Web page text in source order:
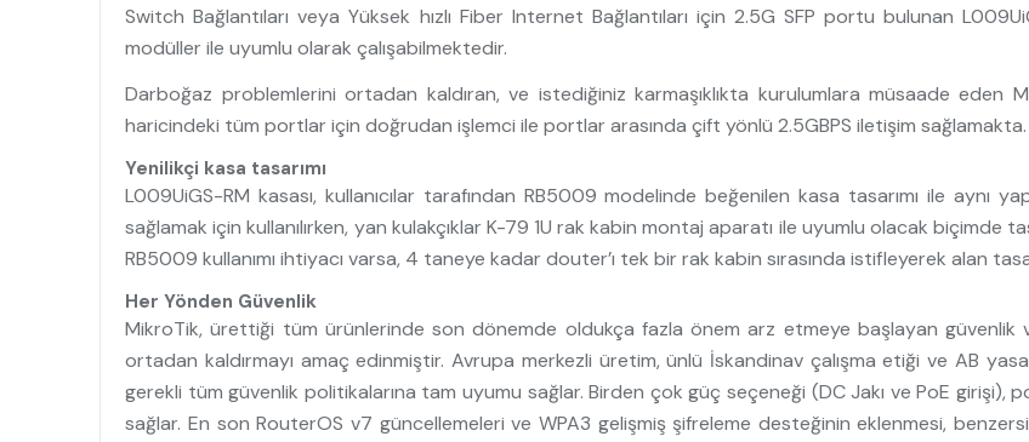
Switch Bağlantıları veya Yüksek hızlı Fiber Internet Bağlantıları için 2.5G SFP portu bulunan
modüller ile uyumlu olarak çalışabilmektedir.
Darboğaz problemlerini ortadan kaldıran, ve istediğiniz karmaşıklıkta kurulumlara müsaade
haricindeki tüm portlar için doğrudan işlemci ile portlar arasında çift yönlü 2.5GBPS iletişim sağlamakta.
Yenilikçi kasa tasarımı
L009UiGS-RM kasası, kullanıcılar tarafından RB5009 modelinde beğenilen kasa tasarımı ile aynı
sağlamak için kullanılırken, yan kulakçıklar K-79 1U rak kabin montaj aparatı ile uyumlu olacak biçimde
RB5009 kullanımı ihtiyacı varsa, 4 taneye kadar douter’ı tek bir rak kabin sırasında istifleyerek alan
Her Yönden Güvenlik
MikroTik, ürettiği tüm ürünlerinde son dönemde oldukça fazla önem arz etmeye başlayan güvenlik
ortadan kaldırmayı amaç edinmiştir. Avrupa merkezli üretim, ünlü İskandinav çalışma etiği ve AB
gerekli tüm güvenlik politikalarına tam uyumu sağlar. Birden çok güç seçeneği (DC Jakı ve PoE girişi),
sağlar. En son RouterOS v7 güncellemeleri ve WPA3 gelişmiş şifreleme desteğinin eklenmesi,